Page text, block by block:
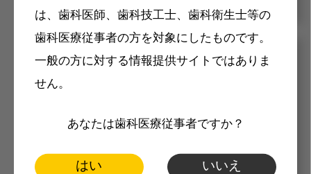
は、歯科医師、歯科技工士、歯科衛生士等の
歯科医療従事者の方を対象にしたものです。
一般の方に対する情報提供サイトではありま
せん。
あなたは歯科医療従事者ですか？
はい いいえ
メリット